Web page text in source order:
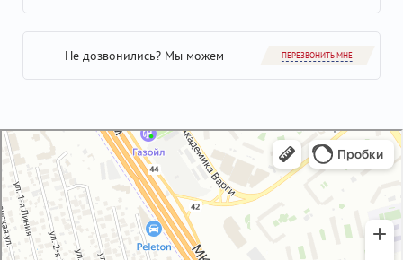
Не дозвонились? Мы можем ПЕРЕЗВОНИТЬ МНЕ
GM-City&VAG-Repair
Автосервис, автотехцентр в Москве
Магазин автозапчастей и автотоваров в Москве